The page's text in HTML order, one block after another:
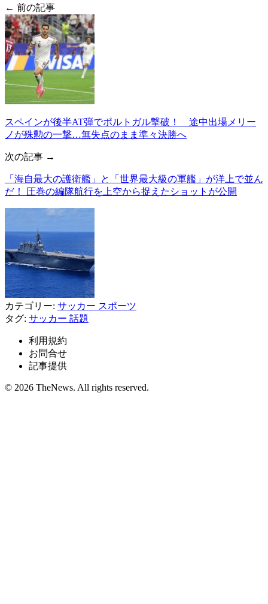
← 前の記事
スペインが後半AT弾でポルトガル撃破！ 途中出場メリー
ノが殊勲の一撃…無失点のまま準々決勝へ
次の記事 →
「海自最大の護衛艦」と「世界最大級の軍艦」が洋上で並ん
だ！ 圧巻の編隊航行を上空から捉えたショットが公開
カテゴリー: サッカー スポーツ
タグ: サッカー 話題
利用規約
お問合せ
記事提供
© 2026 TheNews. All rights reserved.